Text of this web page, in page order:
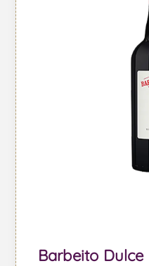
Barbeito